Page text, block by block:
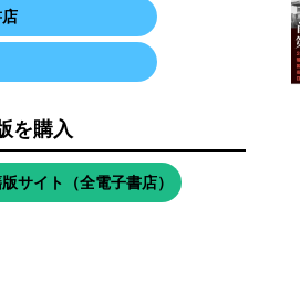
を購入
サイト（全電子書店）